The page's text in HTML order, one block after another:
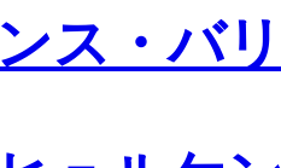
ス・バ